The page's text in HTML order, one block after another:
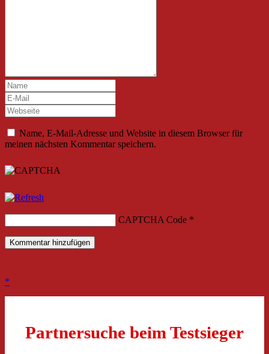
Name, E-Mail-Adresse und Website in diesem Browser für
meinen nächsten Kommentar speichern.
CAPTCHA Code *
Partnersuche beim Testsieger